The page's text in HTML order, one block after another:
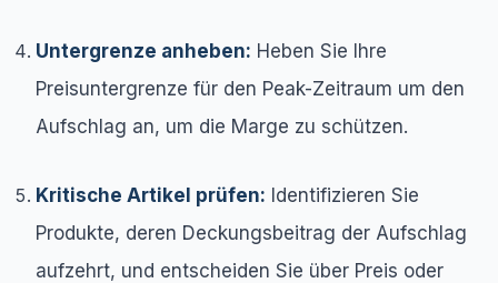
Untergrenze anheben: Heben Sie Ihre
Preisuntergrenze für den Peak-Zeitraum um den
Aufschlag an, um die Marge zu schützen.
Kritische Artikel prüfen: Identifizieren Sie
Produkte, deren Deckungsbeitrag der Aufschlag
aufzehrt, und entscheiden Sie über Preis oder